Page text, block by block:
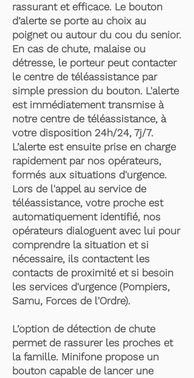
rassurant et efficace. Le bouton
d’alerte se porte au choix au
poignet ou autour du cou du senior.
En cas de chute, malaise ou
détresse, le porteur peut contacter
le centre de téléassistance par
simple pression du bouton. L'alerte
est immédiatement transmise à
notre centre de téléassistance, à
votre disposition 24h/24, 7j/7.
L’alerte est ensuite prise en charge
rapidement par nos opérateurs,
formés aux situations d'urgence.
Lors de l'appel au service de
téléassistance, votre proche est
automatiquement identifié, nos
opérateurs dialoguent avec lui pour
comprendre la situation et si
nécessaire, ils contactent les
contacts de proximité et si besoin
les services d'urgence (Pompiers,
Samu, Forces de l'Ordre).
L’option de détection de chute
permet de rassurer les proches et
la famille. Minifone propose un
bouton capable de lancer une